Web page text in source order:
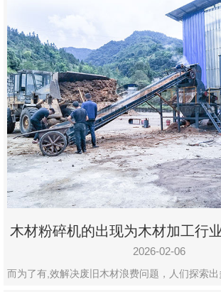
木材粉碎机的出现为木材加工行
化
2026-02-06
而为了有,效解决废旧木材浪费问题，人们探索出